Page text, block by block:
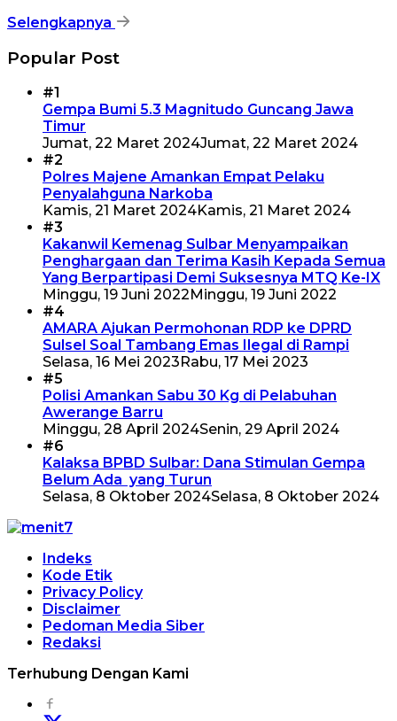
Selengkapnya
Popular Post
#1
Gempa Bumi 5.3 Magnitudo Guncang Jawa
Timur
Jumat, 22 Maret 2024Jumat, 22 Maret 2024
#2
Polres Majene Amankan Empat Pelaku
Penyalahguna Narkoba
Kamis, 21 Maret 2024Kamis, 21 Maret 2024
#3
Kakanwil Kemenag Sulbar Menyampaikan
Penghargaan dan Terima Kasih Kepada Semua
Yang Berpartipasi Demi Suksesnya MTQ Ke-IX
Minggu, 19 Juni 2022 Minggu, 19 Juni 2022
#4
AMARA Ajukan Permohonan RDP ke DPRD
Sulsel Soal Tambang Emas Ilegal di Rampi
Selasa, 16 Mei 2023 Rabu, 17 Mei 2023
#5
Polisi Amankan Sabu 30 Kg di Pelabuhan
Awerange Barru
Minggu, 28 April 2024Senin, 29 April 2024
#6
Kalaksa BPBD Sulbar: Dana Stimulan Gempa
Belum Ada yang Turun
Selasa, 8 Oktober 2024Selasa, 8 Oktober 2024
Indeks
Kode Etik
Privacy Policy
Disclaimer
Pedoman Media Siber
Redaksi
Terhubung Dengan Kami